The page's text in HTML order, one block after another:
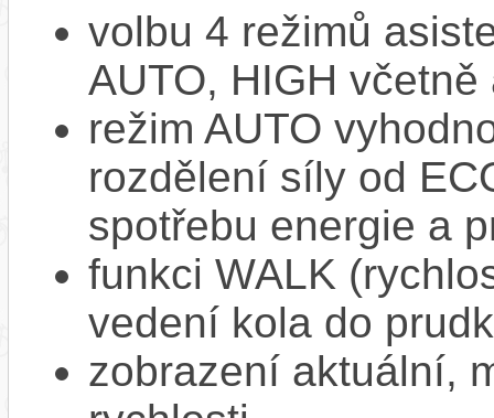
volbu 4 režimů
AUTO, HIGH
režim AUTO
rozdělení síly od
spotřebu energie a
funkci WALK
vedení kola do
zobrazení aktuální,